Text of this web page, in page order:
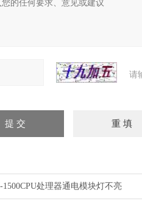
请
处理器通电模块灯不亮